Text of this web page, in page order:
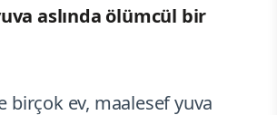
aslında ölümcül bir
birçok ev, maalesef yuva